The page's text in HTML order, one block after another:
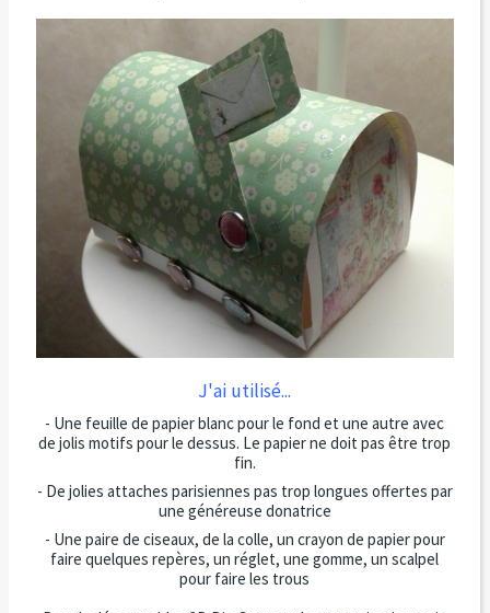
J'ai utilisé...
- Une feuille de papier blanc pour le fond et une autre avec
de jolis motifs pour le dessus. Le papier ne doit pas être trop
fin.
- De jolies attaches parisiennes pas trop longues offertes par
une généreuse donatrice
- Une paire de ciseaux, de la colle, un crayon de papier pour
faire quelques repères, un réglet, une gomme, un scalpel
pour faire les trous